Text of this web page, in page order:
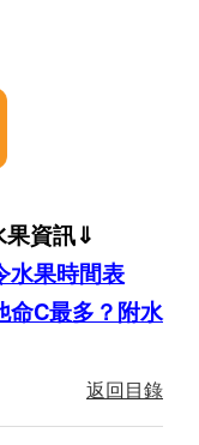
果資訊⇓
水果時間表
命C最多？附水
返回目錄